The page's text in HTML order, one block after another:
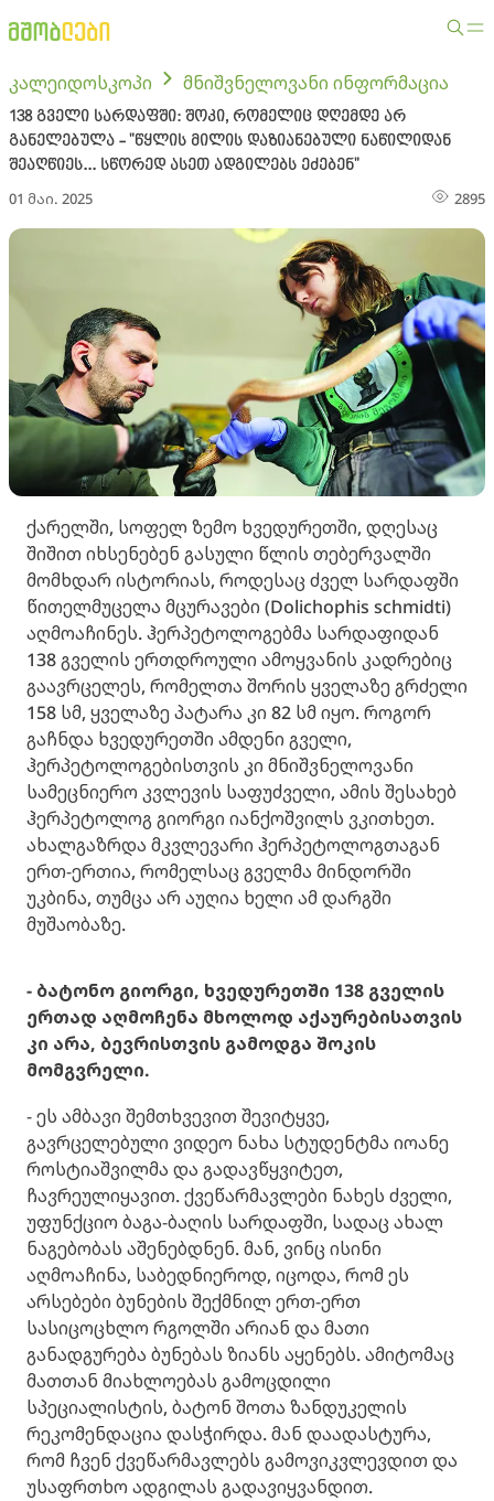
კალეიდოსკოპი მნიშვნელოვანი ინფორმაცია
138 გველი სარდაფში: შოკი, რომელიც დღემდე არ
განელებულა - "წყლის მილის დაზიანებული ნაწილიდან
შეაღწიეს... სწორედ ასეთ ადგილებს ეძებენ"
01 მაი. 2025 2895
ქარელში, სოფელ ზემო ხვედურეთში, დღესაც
შიშით იხსენებენ გასული წლის თებერვალში
მომხდარ ისტორიას, როდესაც ძველ სარდაფში
წითელმუცელა მცურავები (Dolichophis schmidti)
აღმოაჩინეს. ჰერპეტოლოგებმა სარდაფიდან
138 გველის ერთდროული ამოყვანის კადრებიც
გაავრცელეს, რომელთა შორის ყველაზე გრძელი
158 სმ, ყველაზე პატარა კი 82 სმ იყო. როგორ
გაჩნდა ხვედურეთში ამდენი გველი,
ჰერპეტოლოგებისთვის კი მნიშვნელოვანი
სამეცნიერო კვლევის საფუძველი, ამის შესახებ
ჰერპეტოლოგ გიორგი იანქოშვილს ვკითხეთ.
ახალგაზრდა მკვლევარი ჰერპეტოლოგთაგან
ერთ-ერთია, რომელსაც გველმა მინდორში
უკბინა, თუმცა არ აუღია ხელი ამ დარგში
მუშაობაზე.
- ბატონო გიორგი, ხვედურეთში 138 გველის
ერთად აღმოჩენა მხოლოდ აქაურებისათვის
კი არა, ბევრისთვის გამოდგა შოკის
მომგვრელი.
- ეს ამბავი შემთხვევით შევიტყვე,
გავრცელებული ვიდეო ნახა სტუდენტმა იოანე
როსტიაშვილმა და გადავწყვიტეთ,
ჩავრეულიყავით. ქვეწარმავლები ნახეს ძველი,
უფუნქციო ბაგა-ბაღის სარდაფში, სადაც ახალ
ნაგებობას აშენებდნენ. მან, ვინც ისინი
აღმოაჩინა, საბედნიეროდ, იცოდა, რომ ეს
არსებები ბუნების შექმნილ ერთ-ერთ
სასიცოცხლო რგოლში არიან და მათი
განადგურება ბუნებას ზიანს აყენებს. ამიტომაც
მათთან მიახლოებას გამოცდილი
სპეციალისტის, ბატონ შოთა ზანდუკელის
რეკომენდაცია დასჭირდა. მან დაადასტურა,
რომ ჩვენ ქვეწარმავლებს გამოვიკვლევდით და
უსაფრთხო ადგილას გადავიყვანდით.